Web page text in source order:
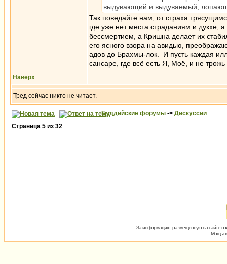
выдувающий и выдуваемый,
Так поведайте нам, от страха
где уже нет места страданиям и дукхе,
бессмертием, а Кришна делает их
его ясного взора на авидью,
адов до Брахмы-лок. И пусть каждая
сансаре, где всё есть Я, Моё, и не
Наверх
Тред сейчас никто не читает.
Буддийские форумы -> Дискуссии
Страница 5 из 32
За информацию, размещённую на сайте
Мощь